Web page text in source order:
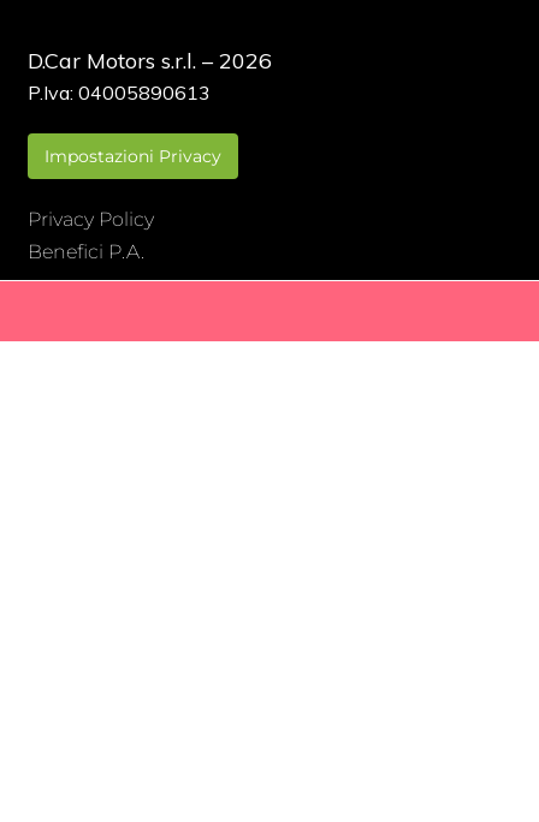
D.Car Motors s.r.l. – 2026
P.Iva: 04005890613
Impostazioni Privacy
Privacy Policy
Benefici P.A.